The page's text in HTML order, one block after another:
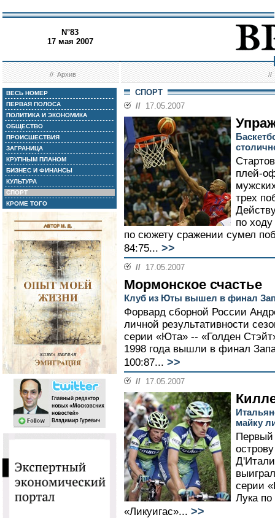
N°83
17 мая 2007
//Архив //
ВЕСЬ НОМЕР
ПЕРВАЯ ПОЛОСА
ПОЛИТИКА И ЭКОНОМИКА
ОБЩЕСТВО
ПРОИСШЕСТВИЯ
ЗАГРАНИЦА
КРУПНЫМ ПЛАНОМ
БИЗНЕС И ФИНАНСЫ
КУЛЬТУРА
СПОРТ
КРОМЕ ТОГО
СПОРТ
// 17.05.2007
плей-
трех
по
по сюжету сражении сумел
84:75... >>
// 17.05.2007
Мормонское счастье
Клуб из Юты вышел в финал
Форвард сборной России
личной результативности
серии «Юта» -- «Голден
1998 года вышли в финал
100:87... >>
// 17.05.2007
майку
Первый
серии
Лука
«Ликуигас»... >>